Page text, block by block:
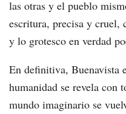
las otras y el pueblo
escritura, precisa y
y lo grotesco en verdad
En definitiva, Buenavista
humanidad se revela con
mundo imaginario se